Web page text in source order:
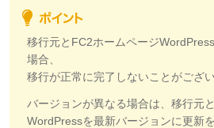
移行元と FC2ホームページ
場合、
移行が正常に完了しないことがござい
バージョンが異なる場合は、移行元
WordPressを最新バージョンに更新